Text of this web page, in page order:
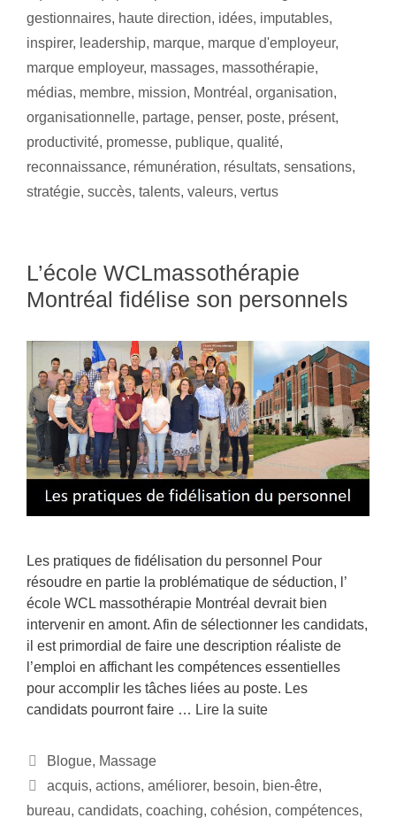
gestionnaires, haute direction, idées, imputables,
inspirer, leadership, marque, marque d'employeur,
marque employeur, massages, massothérapie,
médias, membre, mission, Montréal , organisation,
organisationnelle, partage, penser, poste, présent,
productivité, promesse, publique, qualité,
reconnaissance, rémunération, résultats, sensations,
stratégie, succès, talents, valeurs, vertus
L’école WCLmassothérapie
Montréal fidélise son personnels
Les pratiques de fidélisation du personnel Pour
résoudre en partie la problématique de séduction, l’
école WCL massothérapie Montréal devrait bien
intervenir en amont. Afin de sélectionner les candidats,
il est primordial de faire une description réaliste de
l’emploi en affichant les compétences essentielles
pour accomplir les tâches liées au poste. Les
candidats pourront faire … Lire la suite
Blogue, Massage
acquis, actions, améliorer, besoin, bien-être,
bureau, candidats, coaching, cohésion, compétences,